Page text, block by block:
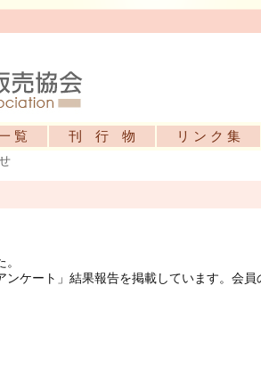
覧 刊 行 物 リ ン ク 集
ンケート」結果報告を掲載しています。会